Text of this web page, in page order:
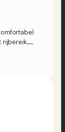
rijbereik,